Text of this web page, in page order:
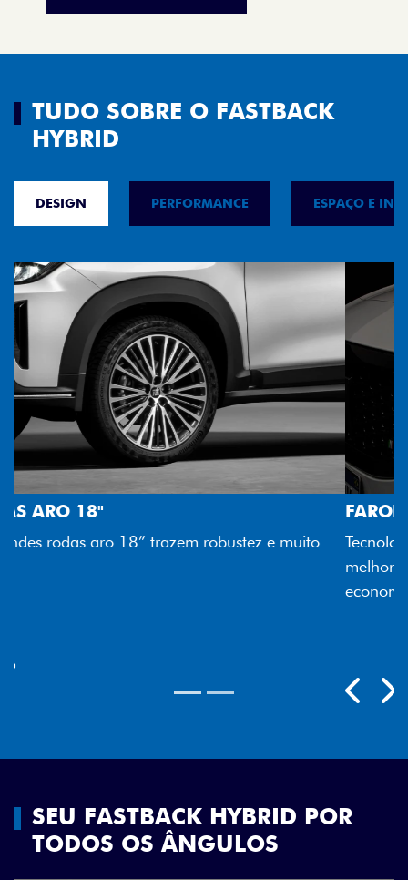
TUDO SOBRE O FASTBACK
HYBRID
DESIGN PERFORMANCE ESPAÇO E
FAROL FULL LED
Tecnologia dos faróis totalmente em LED garante
melhor luminosidade, maior durabilidade e mais
Rodas aro 18"
SEU FASTBACK HYBRID POR
TODOS OS ÂNGULOS